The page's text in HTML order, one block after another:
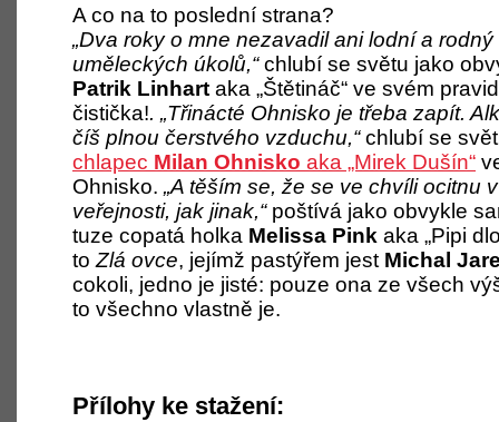
A co na to poslední strana?
„Dva roky o mne nezavadil ani lodní a
uměleckých úkolů,“chlubí se světu jako
Patrik Linhart aka „Štětináč“ ve svém
čistička!. „Třinácté Ohnisko je třeba zapít.
číš plnou čerstvého vzduchu,“chlubí se
chlapec Milan Ohnisko aka „Mirek Dušín“
Ohnisko. „A těším se, že se ve chvíli ocitnu
veřejnosti, jak jinak,“ poštívá jako obvykle
tuze copatá holka Melissa Pink aka „Pipi
toZlá ovce, jejímž pastýřem jest Michal
cokoli, jedno je jisté: pouze ona ze všech
to všechno vlastně je.
Přílohy ke stažení: